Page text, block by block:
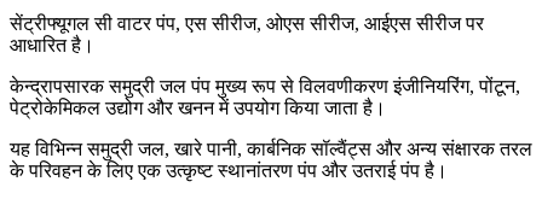
सेंट्रीफ्यूगल सी वाटर पंप, एस सीरीज, ओएस सीरीज, आईएस सीरीज पर
आधारित है।
केन्द्रापसारक समुद्री जल पंप मुख्य रूप से विलवणीकरण इंजीनियरिंग, पोंटून,
पेट्रोकेमिकल उद्योग और खनन में उपयोग किया जाता है।
यह विभिन्न समुद्री जल, खारे पानी, कार्बनिक सॉल्वैंट्स और अन्य संक्षारक तरल
के परिवहन के लिए एक उत्कृष्ट स्थानांतरण पंप और उतराई पंप है।